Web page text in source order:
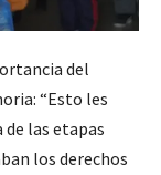
del
“Esto les
las etapas
los derechos